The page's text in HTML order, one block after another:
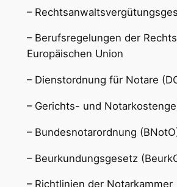
–
– Berufsregelungen der
Europäischen Union
– Dienstordnung für Notare
– Gerichts- und
– Bundesnotarordnung
– Beurkundungsgesetz
– Richtlinien der Notarkammer